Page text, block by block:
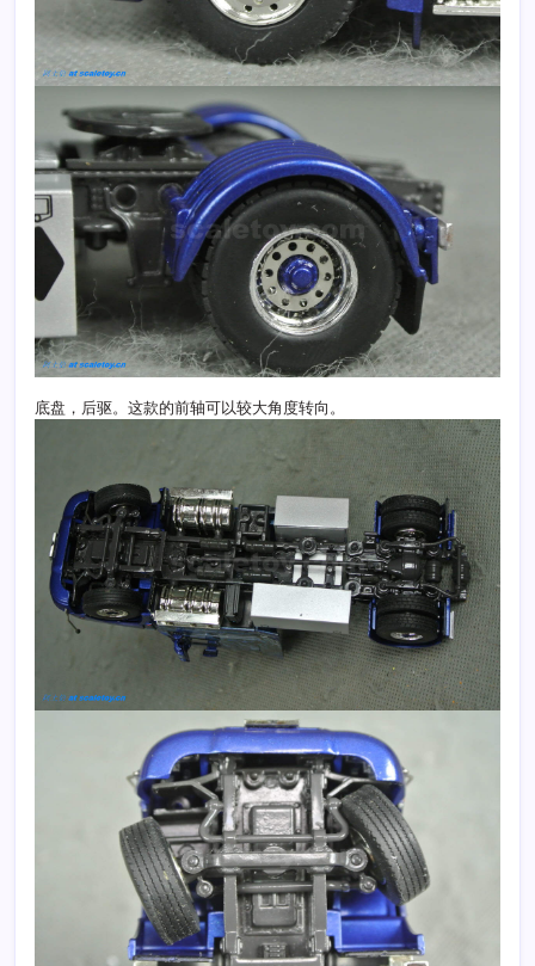
底盘，后驱。这款的前轴可以较大角度转向。